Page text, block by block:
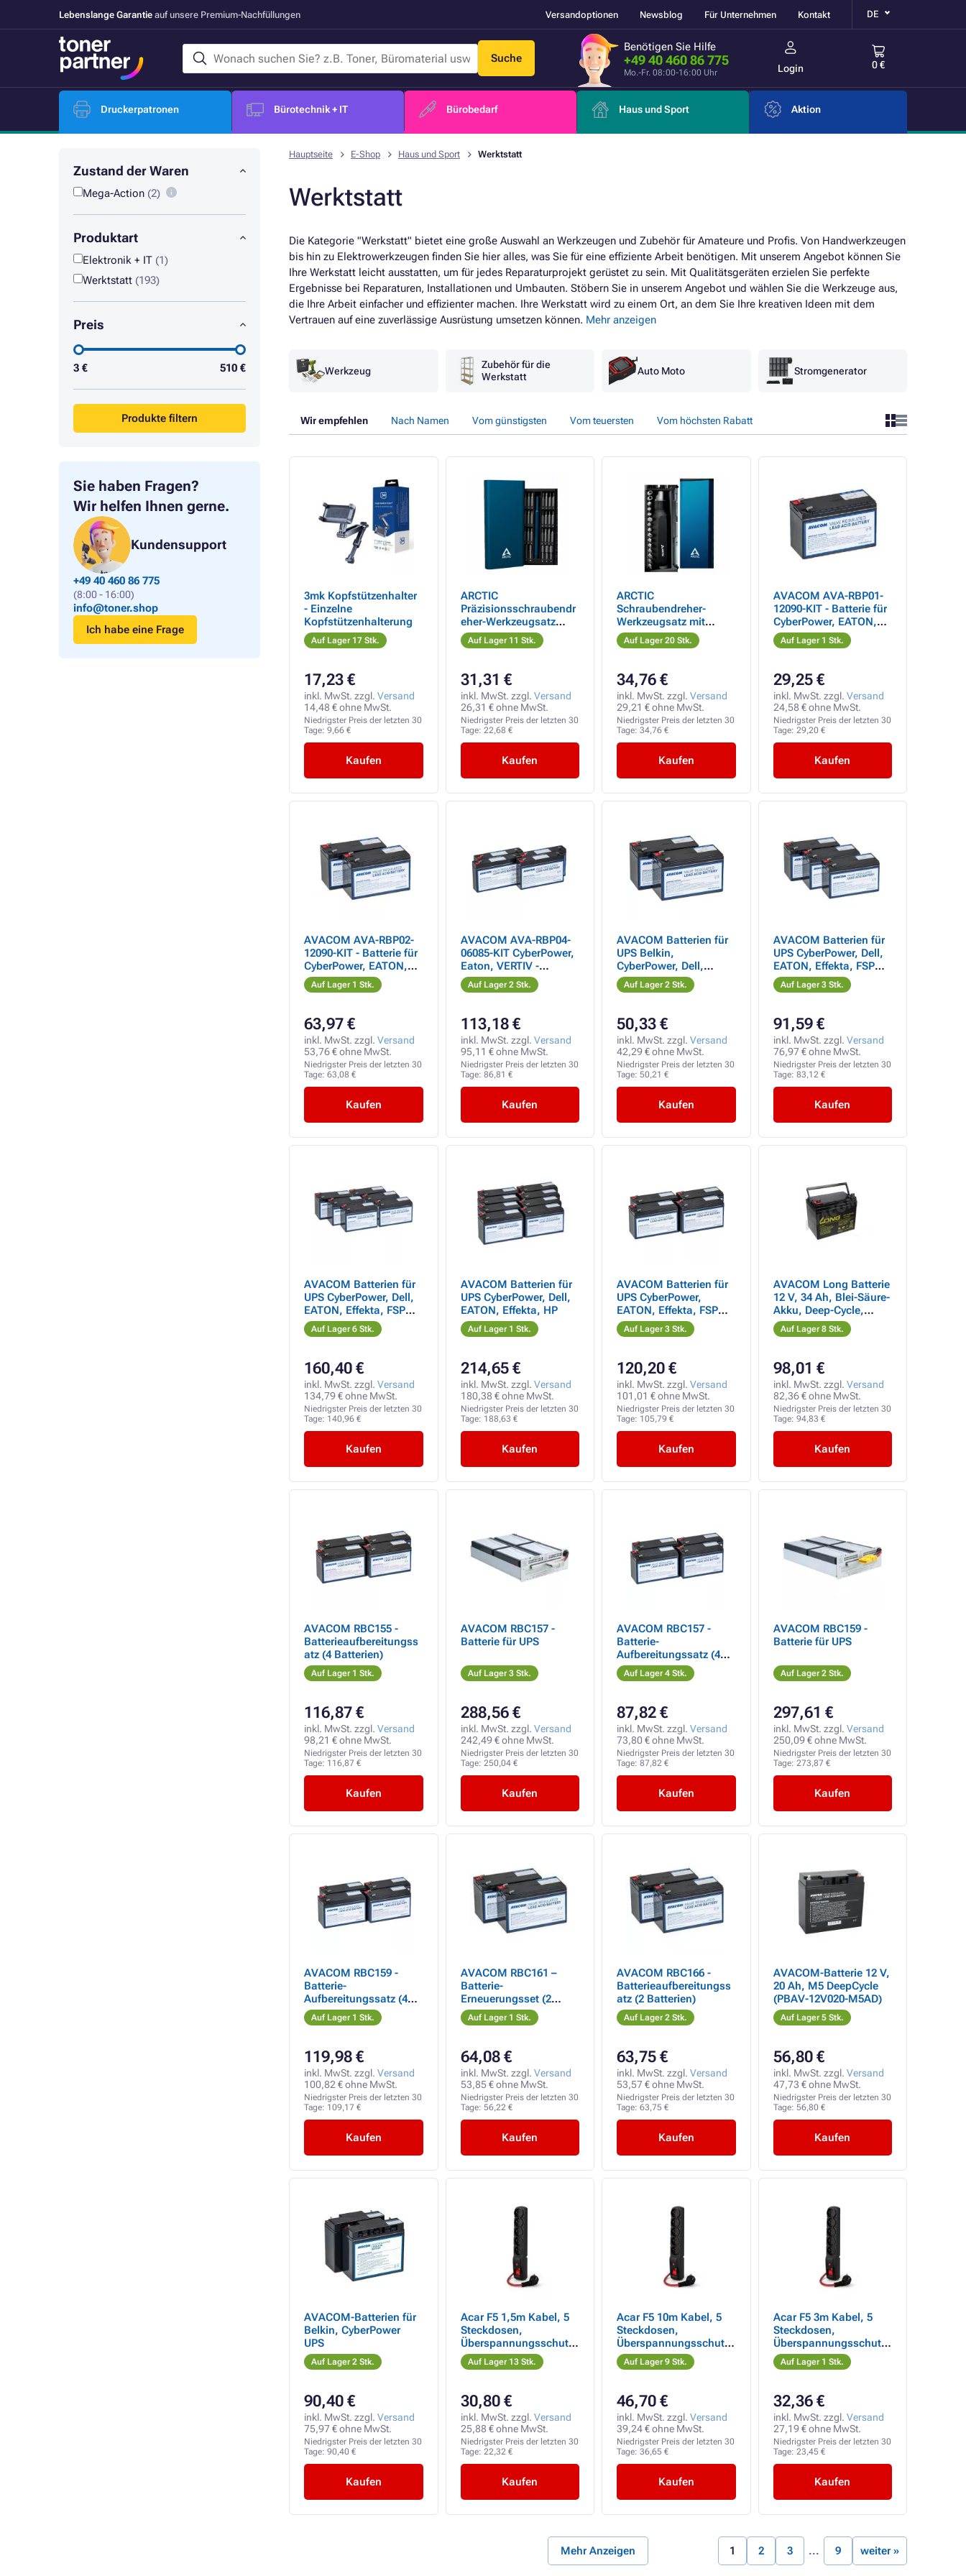
Lebenslange Garantie auf unsere Premium-Nachfüllungen Versandoptionen Newsblog Für Unternehmen Kontakt DE
Suche
Benötigen Sie Hilfe
+49 40 460 86 775
Mo.-Fr. 08:00-16:00 Uhr Login 0 €
Druckerpatronen Bürotechnik + IT Bürobedarf Haus und Sport Aktion
Zustand der Waren
Mega-Action (2)
Produktart
Elektronik + IT (1)
Werktstatt (193)
Preis
3 € 510 €
Produkte filtern
Sie haben Fragen?
Wir helfen Ihnen gerne.
Kundensupport
+49 40 460 86 775
(8:00 - 16:00)
info@toner.shop
Ich habe eine Frage
Hauptseite E-Shop Haus und Sport Werktstatt
Werktstatt
Die Kategorie "Werkstatt" bietet eine große Auswahl an Werkzeugen und Zubehör für Amateure und Profis. Von Handwerkzeugen
bis hin zu Elektrowerkzeugen finden Sie hier alles, was Sie für eine effiziente Arbeit benötigen. Mit unserem Angebot können Sie
Ihre Werkstatt leicht ausstatten, um für jedes Reparaturprojekt gerüstet zu sein. Mit Qualitätsgeräten erzielen Sie perfekte
Ergebnisse bei Reparaturen, Installationen und Umbauten. Stöbern Sie in unserem Angebot und wählen Sie die Werkzeuge aus,
die Ihre Arbeit einfacher und effizienter machen. Ihre Werkstatt wird zu einem Ort, an dem Sie Ihre kreativen Ideen mit dem
Vertrauen auf eine zuverlässige Ausrüstung umsetzen können. Mehr anzeigen
Werkzeug
Zubehör für die
Werkstatt
Auto Moto Stromgenerator
Wir empfehlen Nach Namen Vom günstigsten Vom teuersten Vom höchsten Rabatt
3mk Kopfstützenhalter
- Einzelne
Kopfstützenhalterung
Auf Lager 17 Stk.
17,23 €
inkl. MwSt. zzgl. Versand
14,48 € ohne MwSt.
Niedrigster Preis der letzten 30
Tage: 9,66 €
Kaufen
ARCTIC
Präzisionsschraubendr
eher-Werkzeugsatz
(dunkelblau)
Auf Lager 11 Stk.
31,31 €
inkl. MwSt. zzgl. Versand
26,31 € ohne MwSt.
Niedrigster Preis der letzten 30
Tage: 22,68 €
Kaufen
ARCTIC
Schraubendreher-
Werkzeugsatz mit
Ratsche (dunkelblau)
Auf Lager 20 Stk.
34,76 €
inkl. MwSt. zzgl. Versand
29,21 € ohne MwSt.
Niedrigster Preis der letzten 30
Tage: 34,76 €
Kaufen
AVACOM AVA-RBP01-
12090-KIT - Batterie für
CyberPower, EATON,
Effekta, FSP Fortron,
Legrand
Auf Lager 1 Stk.
29,25 €
inkl. MwSt. zzgl. Versand
24,58 € ohne MwSt.
Niedrigster Preis der letzten 30
Tage: 29,20 €
Kaufen
AVACOM AVA-RBP02-
12090-KIT - Batterie für
CyberPower, EATON,
Effekta, FSP Fortron,
Legrand
Auf Lager 1 Stk.
63,97 €
inkl. MwSt. zzgl. Versand
53,76 € ohne MwSt.
Niedrigster Preis der letzten 30
Tage: 63,08 €
Kaufen
AVACOM AVA-RBP04-
06085-KIT CyberPower,
Eaton, VERTIV -
Batterie für USV
Auf Lager 2 Stk.
113,18 €
inkl. MwSt. zzgl. Versand
95,11 € ohne MwSt.
Niedrigster Preis der letzten 30
Tage: 86,81 €
Kaufen
AVACOM Batterien für
UPS Belkin,
CyberPower, Dell,
Eaton, Effekta, FSP
Fortron, HP, Legrand
Auf Lager 2 Stk.
50,33 €
inkl. MwSt. zzgl. Versand
42,29 € ohne MwSt.
Niedrigster Preis der letzten 30
Tage: 50,21 €
Kaufen
AVACOM Batterien für
UPS CyberPower, Dell,
EATON, Effekta, FSP
Fortron, HP, Legrand
Auf Lager 3 Stk.
91,59 €
inkl. MwSt. zzgl. Versand
76,97 € ohne MwSt.
Niedrigster Preis der letzten 30
Tage: 83,12 €
Kaufen
AVACOM Batterien für
UPS CyberPower, Dell,
EATON, Effekta, FSP
Fortron, HP, Legrand
Auf Lager 6 Stk.
160,40 €
inkl. MwSt. zzgl. Versand
134,79 € ohne MwSt.
Niedrigster Preis der letzten 30
Tage: 140,96 €
Kaufen
AVACOM Batterien für
UPS CyberPower, Dell,
EATON, Effekta, HP
Auf Lager 1 Stk.
214,65 €
inkl. MwSt. zzgl. Versand
180,38 € ohne MwSt.
Niedrigster Preis der letzten 30
Tage: 188,63 €
Kaufen
AVACOM Batterien für
UPS CyberPower,
EATON, Effekta, FSP
Fortron, HP, Legrand
Auf Lager 3 Stk.
120,20 €
inkl. MwSt. zzgl. Versand
101,01 € ohne MwSt.
Niedrigster Preis der letzten 30
Tage: 105,79 €
Kaufen
AVACOM Long Batterie
12 V, 34 Ah, Blei-Säure-
Akku, Deep-Cycle,
AGM, F4
Auf Lager 8 Stk.
98,01 €
inkl. MwSt. zzgl. Versand
82,36 € ohne MwSt.
Niedrigster Preis der letzten 30
Tage: 94,83 €
Kaufen
AVACOM RBC155 -
Batterieaufbereitungss
atz (4 Batterien)
Auf Lager 1 Stk.
116,87 €
inkl. MwSt. zzgl. Versand
98,21 € ohne MwSt.
Niedrigster Preis der letzten 30
Tage: 116,87 €
Kaufen
AVACOM RBC157 -
Batterie für UPS
Auf Lager 3 Stk.
288,56 €
inkl. MwSt. zzgl. Versand
242,49 € ohne MwSt.
Niedrigster Preis der letzten 30
Tage: 250,04 €
Kaufen
AVACOM RBC157 -
Batterie-
Aufbereitungssatz (4
Batterien)
Auf Lager 4 Stk.
87,82 €
inkl. MwSt. zzgl. Versand
73,80 € ohne MwSt.
Niedrigster Preis der letzten 30
Tage: 87,82 €
Kaufen
AVACOM RBC159 -
Batterie für UPS
Auf Lager 2 Stk.
297,61 €
inkl. MwSt. zzgl. Versand
250,09 € ohne MwSt.
Niedrigster Preis der letzten 30
Tage: 273,87 €
Kaufen
AVACOM RBC159 -
Batterie-
Aufbereitungssatz (4
Batterien)
Auf Lager 1 Stk.
119,98 €
inkl. MwSt. zzgl. Versand
100,82 € ohne MwSt.
Niedrigster Preis der letzten 30
Tage: 109,17 €
Kaufen
AVACOM RBC161 –
Batterie-
Erneuerungsset (2
Batterien)
Auf Lager 1 Stk.
64,08 €
inkl. MwSt. zzgl. Versand
53,85 € ohne MwSt.
Niedrigster Preis der letzten 30
Tage: 56,22 €
Kaufen
AVACOM RBC166 -
Batterieaufbereitungss
atz (2 Batterien)
Auf Lager 2 Stk.
63,75 €
inkl. MwSt. zzgl. Versand
53,57 € ohne MwSt.
Niedrigster Preis der letzten 30
Tage: 63,75 €
Kaufen
AVACOM-Batterie 12 V,
20 Ah, M5 DeepCycle
(PBAV-12V020-M5AD)
Auf Lager 5 Stk.
56,80 €
inkl. MwSt. zzgl. Versand
47,73 € ohne MwSt.
Niedrigster Preis der letzten 30
Tage: 56,80 €
Kaufen
AVACOM-Batterien für
Belkin, CyberPower
UPS
Auf Lager 2 Stk.
90,40 €
inkl. MwSt. zzgl. Versand
75,97 € ohne MwSt.
Niedrigster Preis der letzten 30
Tage: 90,40 €
Kaufen
Acar F5 1,5m Kabel, 5
Steckdosen,
Überspannungsschutz,
max. Strom 16A,
schwarz
Auf Lager 13 Stk.
30,80 €
inkl. MwSt. zzgl. Versand
25,88 € ohne MwSt.
Niedrigster Preis der letzten 30
Tage: 22,32 €
Kaufen
Acar F5 10m Kabel, 5
Steckdosen,
Überspannungsschutz,
max. Strom 16A,
schwarz
Auf Lager 9 Stk.
46,70 €
inkl. MwSt. zzgl. Versand
39,24 € ohne MwSt.
Niedrigster Preis der letzten 30
Tage: 36,65 €
Kaufen
Acar F5 3m Kabel, 5
Steckdosen,
Überspannungsschutz,
max. Strom 16A,
schwarz
Auf Lager 1 Stk.
32,36 €
inkl. MwSt. zzgl. Versand
27,19 € ohne MwSt.
Niedrigster Preis der letzten 30
Tage: 23,45 €
Kaufen
Mehr Anzeigen 1 2 3 9 weiter »